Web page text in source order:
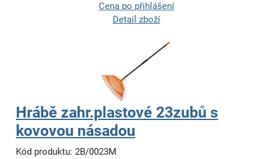
Cena po přihlášení
Detail zboží
Hrábě zahr.plastové 23zubů s
kovovou násadou
Kód produktu: 2B/0023M